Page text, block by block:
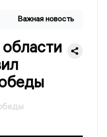
Важная новость